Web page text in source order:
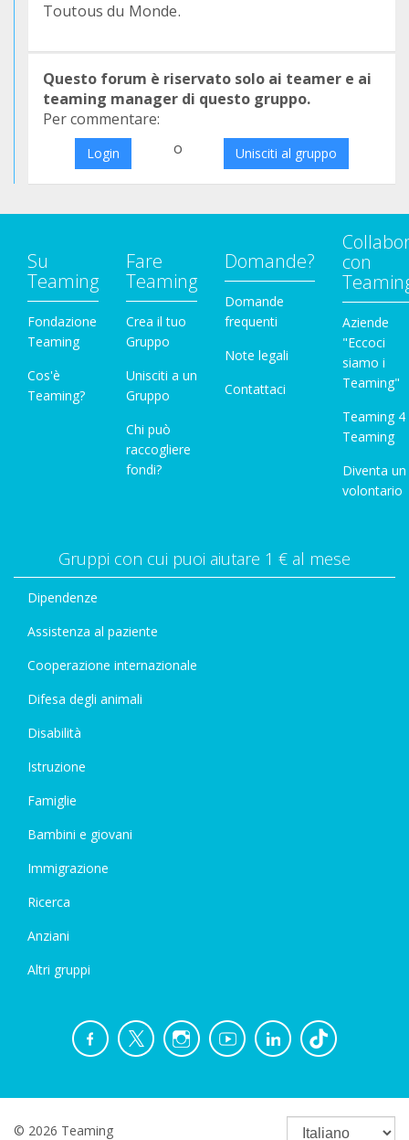
Toutous du Monde.
Questo forum è riservato solo ai teamer e ai
teaming manager di questo gruppo.
Per commentare:
Login o Unisciti al gruppo
Su
Teaming
Fondazione
Teaming
Cos'è
Teaming?
Fare
Teaming
Crea il tuo
Gruppo
Unisciti a un
Gruppo
Chi può
raccogliere
fondi?
Domande?
Domande
frequenti
Note legali
Contattaci
con
Aziende
"Eccoci
siamo i
Teaming"
Teaming 4
Teaming
Diventa un
volontario
Gruppi con cui puoi aiutare 1 € al mese
Dipendenze
Assistenza al paziente
Cooperazione internazionale
Difesa degli animali
Disabilità
Istruzione
Famiglie
Bambini e giovani
Immigrazione
Ricerca
Anziani
Altri gruppi
© 2026 Teaming